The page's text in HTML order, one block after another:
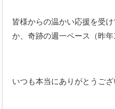
皆様からの温かい応援を受
か、奇跡の週一ペース（昨
いつも本当にありがとうござ